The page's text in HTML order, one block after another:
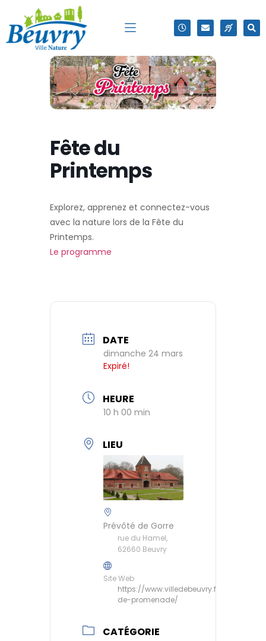
Fête du
Printemps
Explorez, apprenez et connectez-vous
avec la nature lors de la Fête du
Printemps.
Le programme
DATE
dimanche 24 mars
Expiré!
HEURE
10 h 00 min
LIEU
Prévôté de Gorre
rue du Hamel,
62660 Beuvry
Site Web
https://www.villedebeuvry.fr/chemins-
de-promenade/
CATÉGORIE